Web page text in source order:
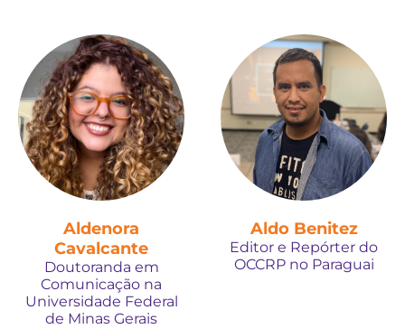
Aldenora
Cavalcante
Doutoranda em
Comunicação na
Universidade Federal
de Minas Gerais
Aldo Benitez
Editor e Repórter do
OCCRP no Paraguai